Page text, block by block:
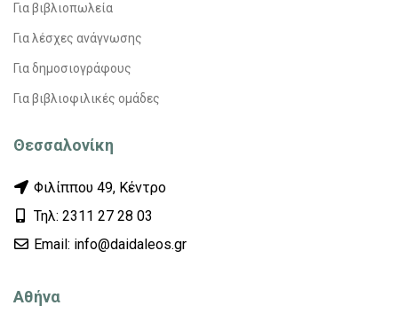
Για βιβλιοπωλεία
Για λέσχες ανάγνωσης
Για δημοσιογράφους
Για βιβλιοφιλικές ομάδες
Θεσσαλονίκη
Φιλίππου 49, Κέντρο
Τηλ: 2311 27 28 03
Εmail: info@daidaleos.gr
Αθήνα